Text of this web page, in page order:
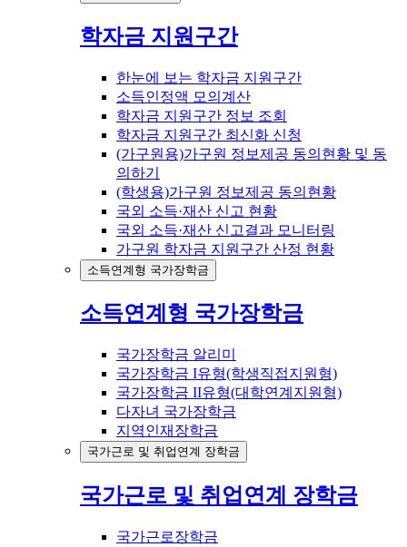
학자금 지원구간
한눈에 보는 학자금 지원구간
소득인정액 모의계산
학자금 지원구간 정보 조회
학자금 지원구간 최신화 신청
(가구원용)가구원 정보제공 동의현황 및 동
의하기
(학생용)가구원 정보제공 동의현황
국외 소득·재산 신고 현황
국외 소득·재산 신고결과 모니터링
가구원 학자금 지원구간 산정 현황
소득연계형 국가장학금
소득연계형 국가장학금
국가장학금 알리미
국가장학금 I유형(학생직접지원형)
국가장학금 II유형(대학연계지원형)
다자녀 국가장학금
지역인재장학금
국가근로 및 취업연계 장학금
국가근로 및 취업연계 장학금
국가근로장학금